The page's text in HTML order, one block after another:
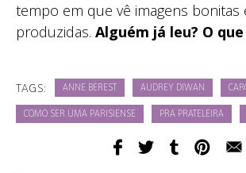
tempo em que vê imagens bonitas
produzidas. Alguém já leu? O que
TAGS: ANNE BEREST AUDREY DIWAN
COMO SER UMA PARISIENSE PRA PRATELEIRA